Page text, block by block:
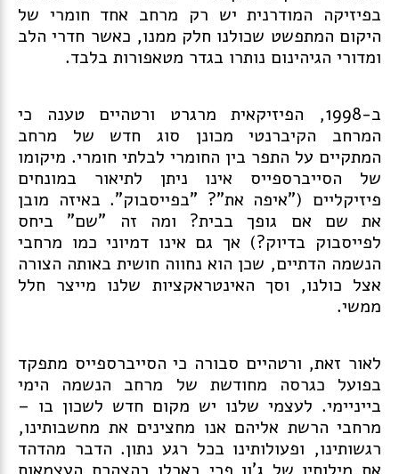
בפיזיקה המודרנית יש רק מרחב אחד חומרי של
היקום המתפשט שכולנו חלק ממנו, כאשר חדרי הלב
ומדורי הגיהינום נותרו בגדר מטאפורות בלבד.
ב-1998, הפיזיקאית מרגרט ורטהיים טענה כי
המרחב הקיברנטי מכונן סוג חדש של מרחב
המתקיים על התפר בין החומרי לבלתי חומרי. מיקומו
של הסייברספייס אינו ניתן לתיאור במונחים
פיזיקליים ("איפה את"? "בפייסבוק". באיזה מובן
את שם אם גופך בבית? ומה זה "שם" ביחס
לפייסבוק בדיוק?) אך גם אינו דמיוני כמו מרחבי
הנשמה הדתיים, שכן הוא נחווה חושית באותה הצורה
אצל כולנו, וסך האינטראקציות שלנו מייצר חלל
ממשי.
לאור זאת, ורטהיים סבורה כי הסייברספייס מתפקד
בפועל כגרסה מחודשת של מרחב הנשמה הימי
בייניימי. לעצמי שלנו יש מקום חדש לשכון בו –
מרחבי הרשת אליהם אנו מחצינים את מחשבותינו,
רגשותינו, ופעולותינו בכל רגע נתון. הדבר מהדהד